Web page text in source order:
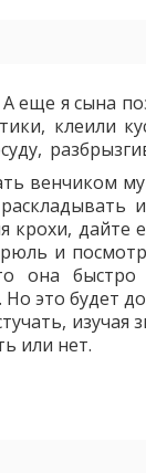
еще я сына
клеили
венчиком
крохи,
и
она
это будет
изучая
или нет.